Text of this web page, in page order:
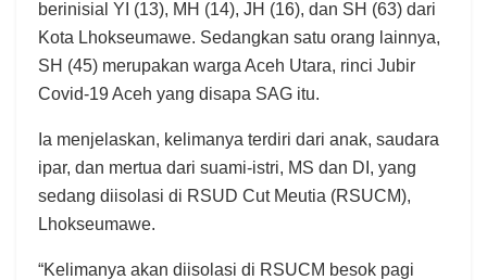
berinisial YI (13), MH (14), JH (16), dan SH (63) dari
Kota Lhokseumawe. Sedangkan satu orang lainnya,
SH (45) merupakan warga Aceh Utara, rinci Jubir
Covid-19 Aceh yang disapa SAG itu.
Ia menjelaskan, kelimanya terdiri dari anak, saudara
ipar, dan mertua dari suami-istri, MS dan DI, yang
sedang diisolasi di RSUD Cut Meutia (RSUCM),
Lhokseumawe.
“Kelimanya akan diisolasi di RSUCM besok pagi